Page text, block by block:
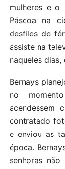
mulheres e o
Páscoa na
desfiles de
assiste na
naqueles
Bernays
no
acendessem
contratado
e enviou as
época.
senhoras não